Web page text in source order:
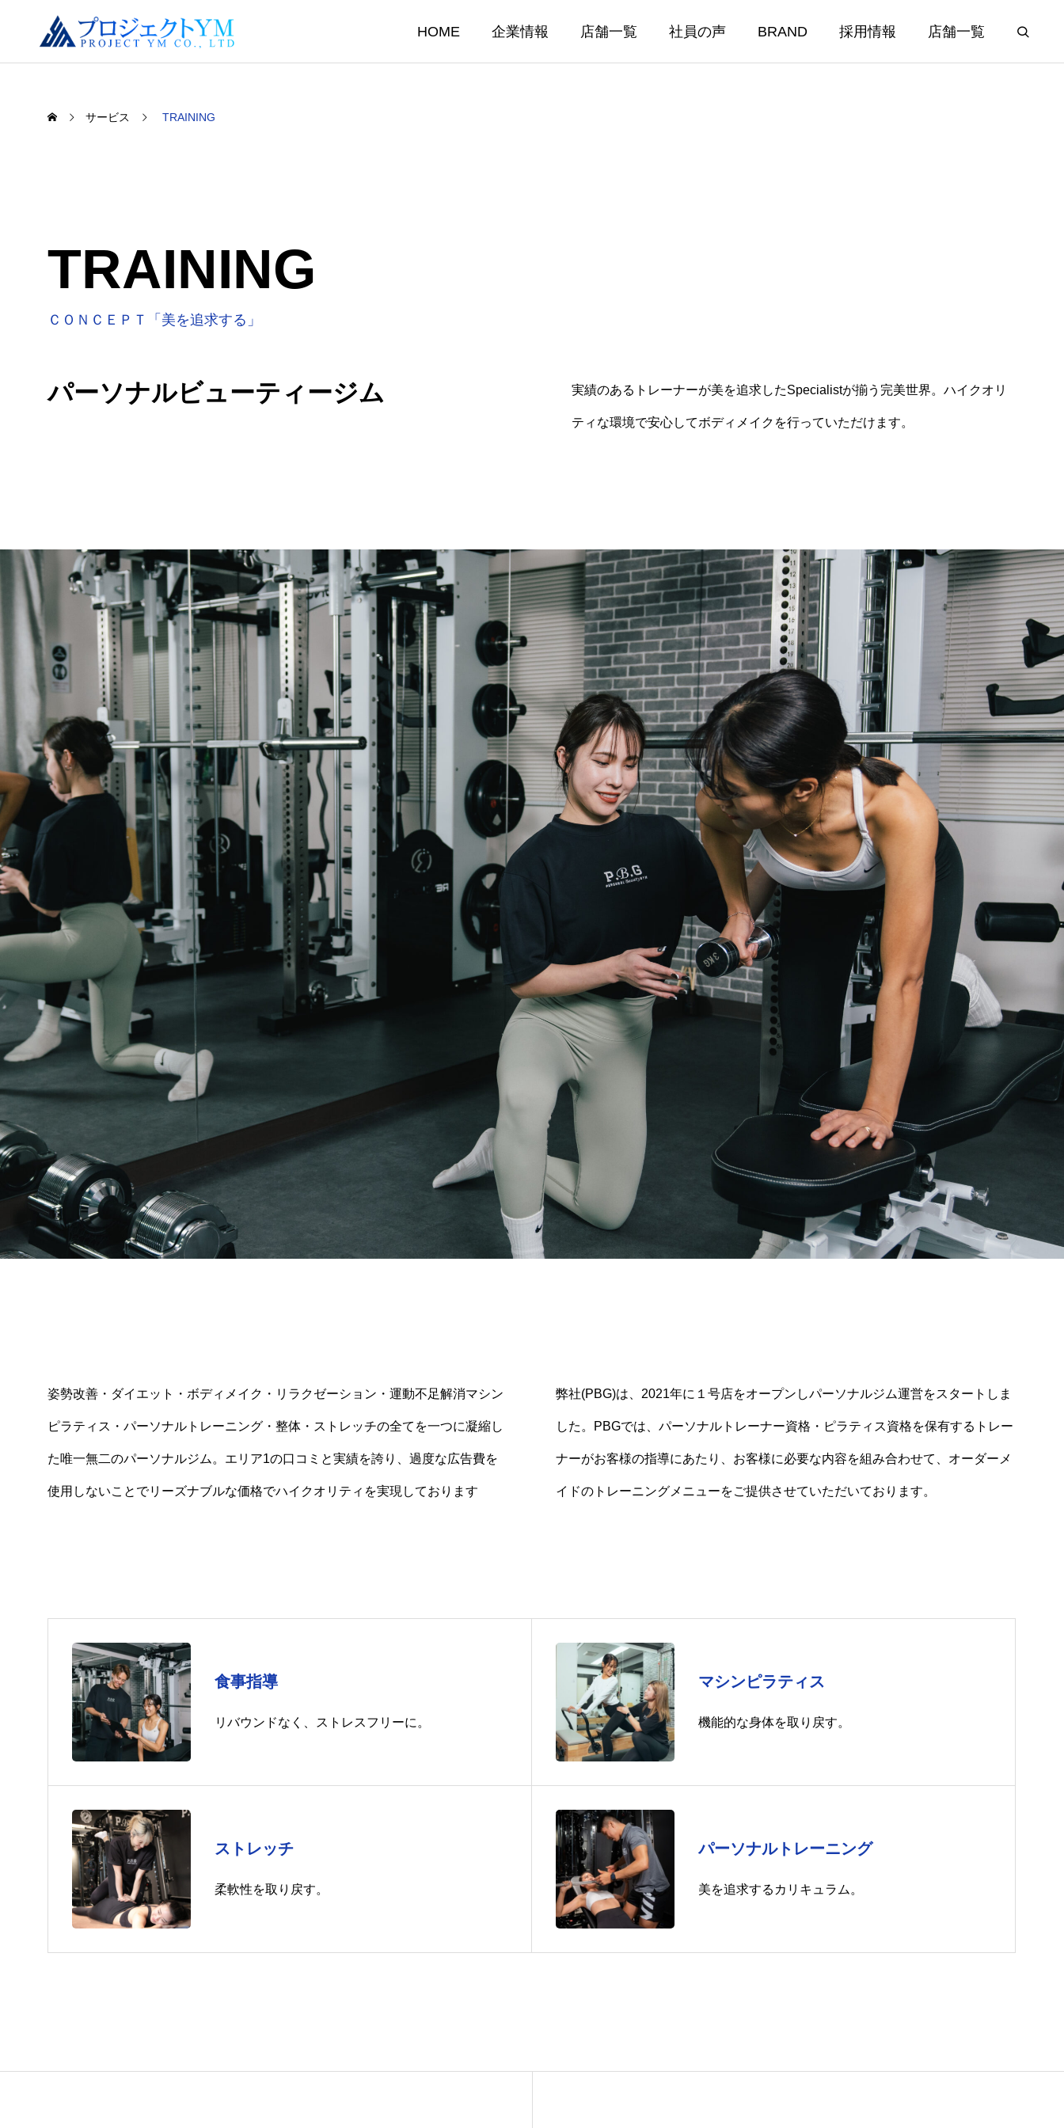
HOME 企業情報 店舗一覧 社員の声 BRAND 採用情報 店舗一覧
サービス TRAINING
TRAINING
ＣＯＮＣＥＰＴ「美を追求する」
パーソナルビューティージム 実績のあるトレーナーが美を追求したSpecialistが揃う完美世界。ハイクオリ
ティな環境で安心してボディメイクを行っていただけます。
姿勢改善・ダイエット・ボディメイク・リラクゼーション・運動不足解消マシン
ピラティス・パーソナルトレーニング・整体・ストレッチの全てを一つに凝縮し
た唯一無二のパーソナルジム。エリア1の口コミと実績を誇り、過度な広告費を
使用しないことでリーズナブルな価格でハイクオリティを実現しております
弊社(PBG)は、2021年に１号店をオープンしパーソナルジム運営をスタートしま
した。PBGでは、パーソナルトレーナー資格・ピラティス資格を保有するトレー
ナーがお客様の指導にあたり、お客様に必要な内容を組み合わせて、オーダーメ
イドのトレーニングメニューをご提供させていただいております。
食事指導
リバウンドなく、ストレスフリーに。
マシンピラティス
機能的な身体を取り戻す。
ストレッチ
柔軟性を取り戻す。
パーソナルトレーニング
美を追求するカリキュラム。